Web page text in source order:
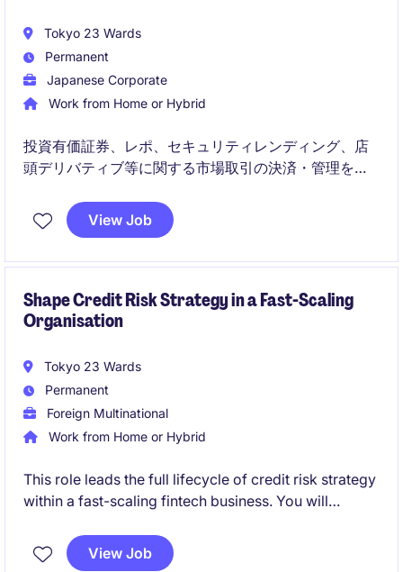
Tokyo 23 Wards
Permanent
Japanese Corporate
Work from Home or Hybrid
投資有価証券、レポ、セキュリティレンディング、店
頭デリバティブ等に関する市場取引の決済・管理を担
時価評価・会計・決算対応に加え、VBAを用いた業務
View Job
Shape Credit Risk Strategy in a Fast-Scaling
Organisation
Tokyo 23 Wards
Permanent
Foreign Multinational
Work from Home or Hybrid
This role leads the full lifecycle of credit risk strategy
within a fast-scaling fintech business. You will
directly impact growth, profitability, and customer
experience.
View Job